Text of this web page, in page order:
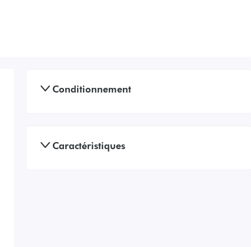
Conditionnement
Caractéristiques